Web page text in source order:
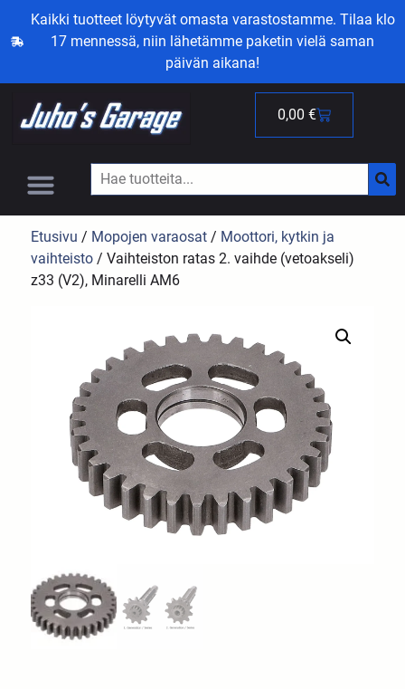
Kaikki tuotteet löytyvät omasta varastostamme. Tilaa klo
17 mennessä, niin lähetämme paketin vielä saman
päivän aikana!
0,00 €
Etusivu / Mopojen varaosat / Moottori, kytkin ja
vaihteisto / Vaihteiston ratas 2. vaihde (vetoakseli)
z33 (V2), Minarelli AM6